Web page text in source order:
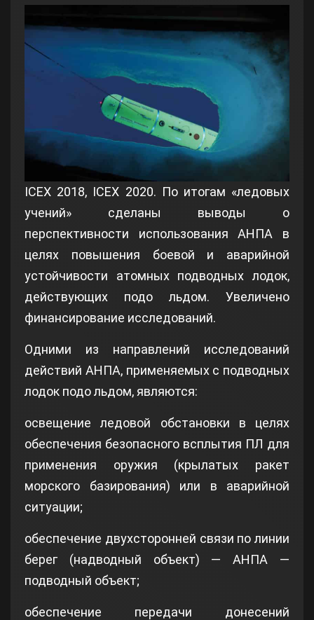
ICEX 2018, ICEX 2020. По итогам «ледовых
учений» сделаны выводы о
перспективности использования АНПА в
целях повышения боевой и аварийной
устойчивости атомных подводных лодок,
действующих подо льдом. Увеличено
финансирование исследований.
Одними из направлений исследований
действий АНПА, применяемых с подводных
лодок подо льдом, являются:
освещение ледовой обстановки в целях
обеспечения безопасного всплытия ПЛ для
применения оружия (крылатых ракет
морского базирования) или в аварийной
ситуации;
обеспечение двухсторонней связи по линии
берег (надводный объект) — АНПА —
подводный объект;
обеспечение передачи донесений